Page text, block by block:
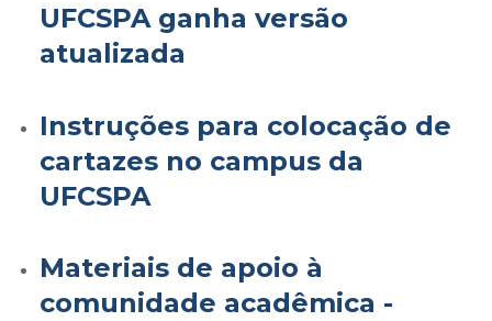
UFCSPA ganha versão
atualizada
Instruções para colocação de
cartazes no campus da
UFCSPA
Materiais de apoio à
comunidade acadêmica -